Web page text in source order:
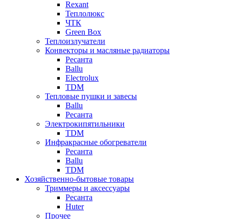
Rexant
Теплолюкс
ЧТК
Green Box
Теплоизлучатели
Конвекторы и масляные радиаторы
Ресанта
Ballu
Electrolux
TDM
Тепловые пушки и завесы
Ballu
Ресанта
Электрокипятильники
TDM
Инфракрасные обогреватели
Ресанта
Ballu
TDM
Хозяйственно-бытовые товары
Триммеры и аксессуары
Ресанта
Huter
Прочее